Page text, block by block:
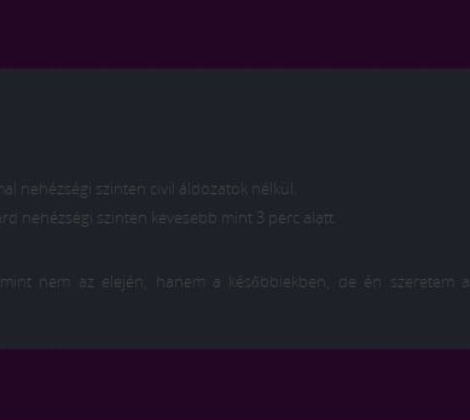
nehézségi szinten civil áldozatok nélkül.
nehézségi szinten kevesebb mint 3 perc alatt.
nem az elején, hanem a későbbiekben, de én szeretem a